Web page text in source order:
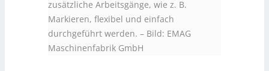
zusätzliche Arbeitsgänge, wie z. B.
Markieren, flexibel und einfach
durchgeführt werden. – Bild: EMAG
Maschinenfabrik GmbH